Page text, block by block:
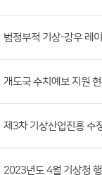
일,
조
회
범정부적 기상-강우 레
개도국 수치예보 지원
제3차 기상산업진흥 수
2023년도 4월 기상청